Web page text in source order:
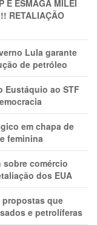
E ESMAGA MILEI
RETALIAÇÃO
Lula garante
de petróleo
Eustáquio ao STF
em chapa de
feminina
sobre comércio
dos EUA
propostas que
e petrolíferas